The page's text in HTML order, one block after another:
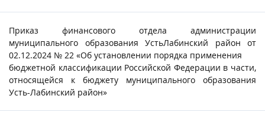
Приказ финансового отдела администрации
муниципального образования УстьЛабинский район от
02.12.2024 № 22 «Об установлении порядка применения
бюджетной классификации Российской Федерации в части,
относящейся к бюджету муниципального образования
Усть-Лабинский район»